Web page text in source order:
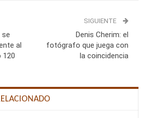
se
al
120
SIGUIENTE
Denis Cherim: el
fotógrafo que juega con
la coincidencia